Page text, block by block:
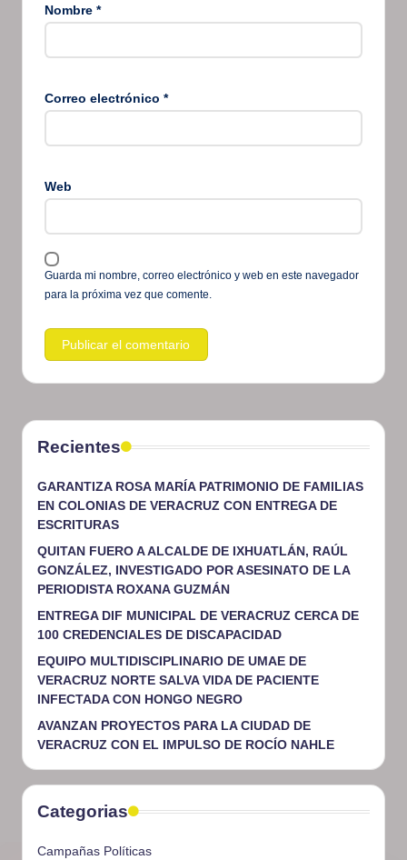
Nombre *
Correo electrónico *
Web
Guarda mi nombre, correo electrónico y web en este navegador
para la próxima vez que comente.
Recientes
GARANTIZA ROSA MARÍA PATRIMONIO DE FAMILIAS
EN COLONIAS DE VERACRUZ CON ENTREGA DE
ESCRITURAS
QUITAN FUERO A ALCALDE DE IXHUATLÁN, RAÚL
GONZÁLEZ, INVESTIGADO POR ASESINATO DE LA
PERIODISTA ROXANA GUZMÁN
ENTREGA DIF MUNICIPAL DE VERACRUZ CERCA DE
100 CREDENCIALES DE DISCAPACIDAD
EQUIPO MULTIDISCIPLINARIO DE UMAE DE
VERACRUZ NORTE SALVA VIDA DE PACIENTE
INFECTADA CON HONGO NEGRO
AVANZAN PROYECTOS PARA LA CIUDAD DE
VERACRUZ CON EL IMPULSO DE ROCÍO NAHLE
Categorias
Campañas Políticas